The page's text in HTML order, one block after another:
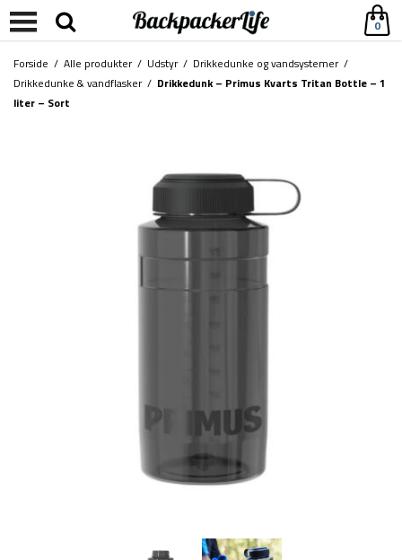
0
Forside / Alle produkter/ Udstyr/ Drikkedunke og vandsystemer/
Drikkedunke & vandflasker/ Drikkedunk – Primus Kvarts Tritan Bottle – 1
liter – Sort